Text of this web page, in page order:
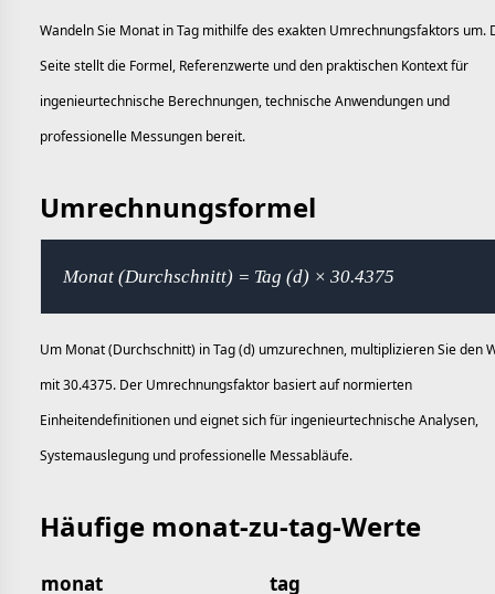
Wandeln Sie Monat in Tag mithilfe des exakten Umrechnungsfaktors um.
Seite stellt die Formel, Referenzwerte und den praktischen Kontext für
ingenieurtechnische Berechnungen, technische Anwendungen und
professionelle Messungen bereit.
Umrechnungsformel
Monat (Durchschnitt) = Tag (d) × 30.4375
Um Monat (Durchschnitt) in Tag (d) umzurechnen, multiplizieren Sie den
mit 30.4375. Der Umrechnungsfaktor basiert auf normierten
Einheitendefinitionen und eignet sich für ingenieurtechnische Analysen,
Systemauslegung und professionelle Messabläufe.
Häufige monat-zu-tag-Werte
monat tag